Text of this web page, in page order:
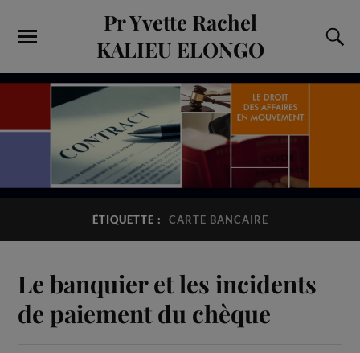
Pr Yvette Rachel
KALIEU ELONGO
ÉTIQUETTE : CARTE BANCAIRE
Le banquier et les incidents
de paiement du chèque